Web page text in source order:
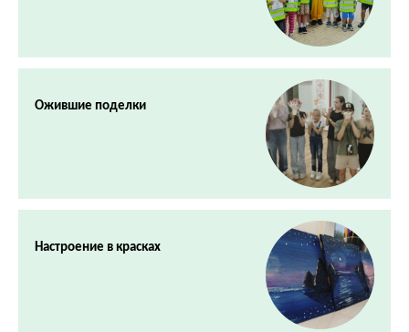
Ожившие поделки
Настроение в красках